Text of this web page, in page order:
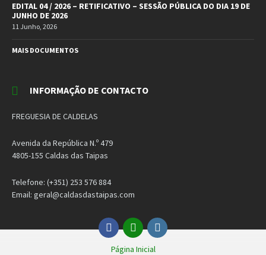
EDITAL 04 / 2026 – RETIFICATIVO – SESSÃO PÚBLICA DO DIA 19 DE
JUNHO DE 2026
11 Junho, 2026
MAIS DOCUMENTOS
INFORMAÇÃO DE CONTACTO
FREGUESIA DE CALDELAS
Avenida da República N.º 479
4805-155 Caldas das Taipas
Telefone: (+351) 253 576 884
Email: geral@caldasdastaipas.com
Facebook
EmailInstagram
Página Inicial